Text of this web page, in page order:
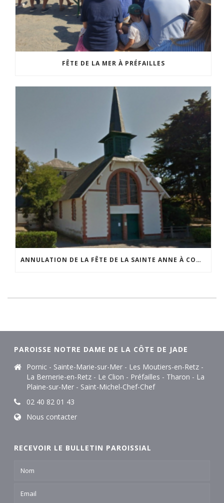
FÊTE DE LA MER À PRÉFAILLES
ANNULATION DE LA FÊTE DE LA SAINTE ANNE À COMBERGE
PAROISSE NOTRE DAME DE LA CÔTE DE JADE
Pornic - Sainte-Marie-sur-Mer - Les Moutiers-en-Retz -
La Bernerie-en-Retz - Le Clion - Préfailles - Tharon - La
Plaine-sur-Mer - Saint-Michel-Chef-Chef
02 40 82 01 43
Nous contacter
RECEVOIR LE BULLETIN PAROISSIAL